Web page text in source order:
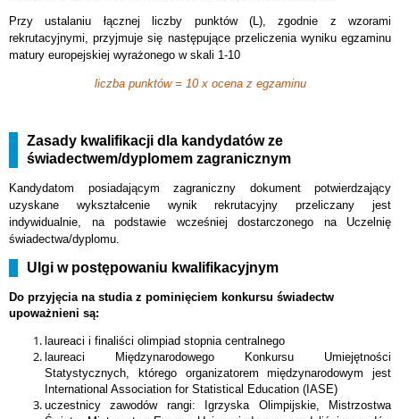
Przy ustalaniu łącznej liczby punktów (L), zgodnie z wzorami
rekrutacyjnymi, przyjmuje się następujące przeliczenia wyniku egzaminu
matury europejskiej wyrażonego w skali 1-10
liczba punktów = 10 x ocena z egzaminu
Zasady kwalifikacji dla kandydatów ze
świadectwem/dyplomem zagranicznym
Kandydatom posiadającym zagraniczny dokument potwierdzający
uzyskane wykształcenie wynik rekrutacyjny przeliczany jest
indywidualnie, na podstawie wcześniej dostarczonego na Uczelnię
świadectwa/dyplomu.
Ulgi w postępowaniu kwalifikacyjnym
Do przyjęcia na studia z pominięciem konkursu świadectw
upoważnieni są:
laureaci i finaliści olimpiad stopnia centralnego
laureaci Międzynarodowego Konkursu Umiejętności
Statystycznych, którego organizatorem międzynarodowym jest
International Association for Statistical Education (IASE)
uczestnicy zawodów rangi: Igrzyska Olimpijskie, Mistrzostwa